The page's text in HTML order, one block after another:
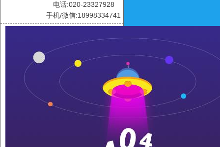
电话:020-23327928
手机/微信:18998334741